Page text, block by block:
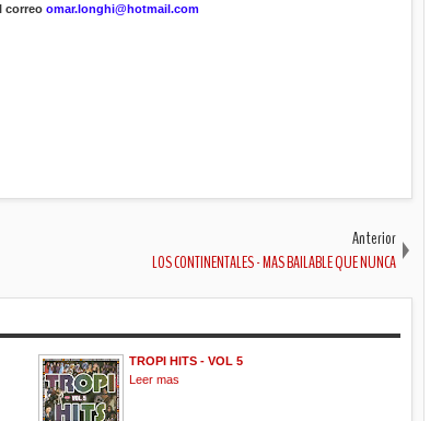
correo omar.longhi@hotmail.com
Anterior
LOS CONTINENTALES - MAS BAILABLE QUE NUNCA
TROPI HITS - VOL 5
Leer mas